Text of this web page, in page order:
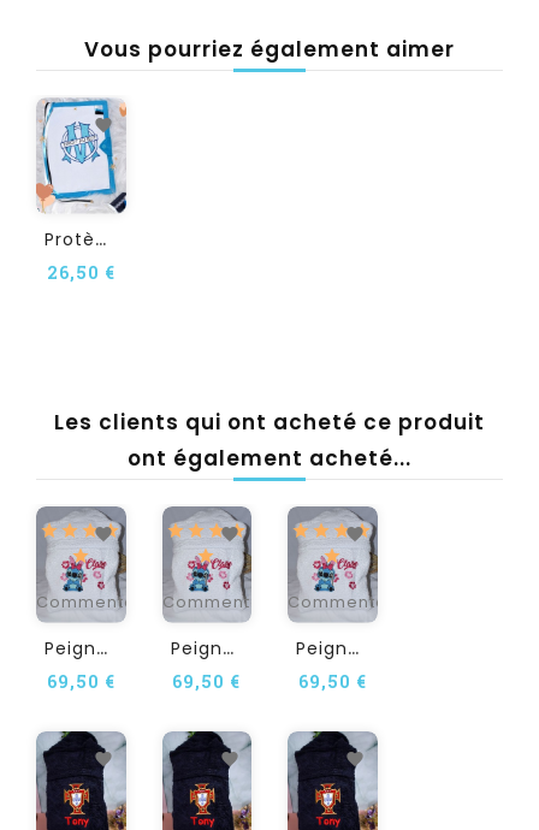
Vous pourriez également aimer
P
Rotège Carnet De Santé OM...
26,50 €
Les clients qui ont acheté ce produit
ont également acheté...
1
Commentaire(s)
P
Eignoir Adulte...
69,50 €
1
Commentaire(s)
P
Eignoir Adulte...
69,50 €
1
Commentaire(s)
P
Eignoir Adulte...
69,50 €